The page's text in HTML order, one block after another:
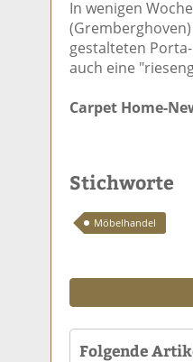
In wenigen
gestalteten
auch eine
Carpet Home-
Stichworte
Möbelhandel
Folgende